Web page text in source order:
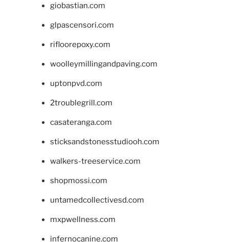
giobastian.com
glpascensori.com
rifloorepoxy.com
woolleymillingandpaving.com
uptonpvd.com
2troublegrill.com
casateranga.com
sticksandstonesstudiooh.com
walkers-treeservice.com
shopmossi.com
untamedcollectivesd.com
mxpwellness.com
infernocanine.com